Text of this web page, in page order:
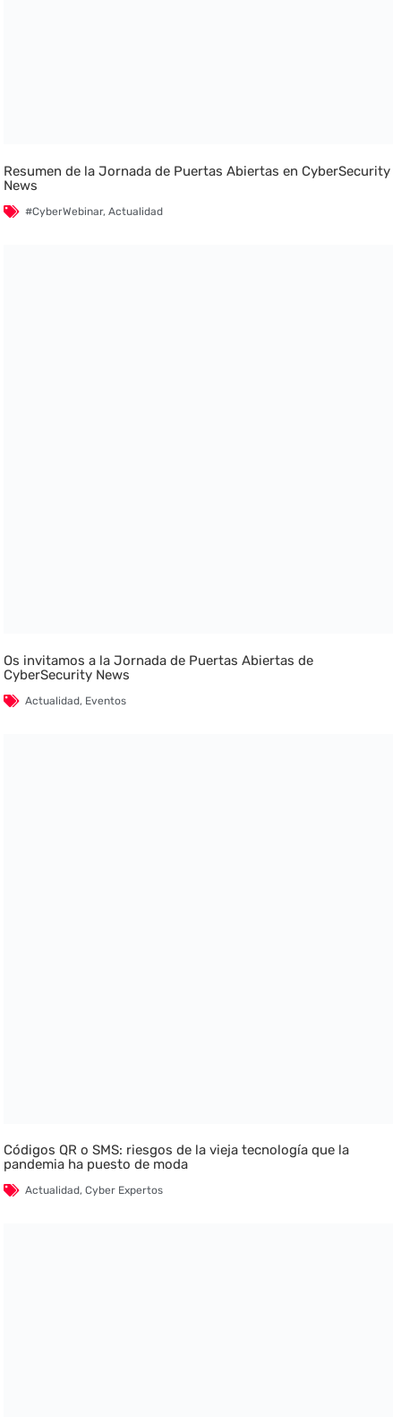
Resumen de la Jornada de Puertas Abiertas en CyberSecurity
News
#CyberWebinar,Actualidad
Os invitamos a la Jornada de Puertas Abiertas de
CyberSecurity News
Actualidad, Eventos
Códigos QR o SMS: riesgos de la vieja tecnología que la
pandemia ha puesto de moda
Actualidad,Cyber Expertos